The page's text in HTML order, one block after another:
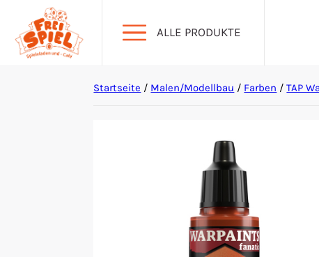
ALLE PRODUKTE
Startseite / Malen/Modellbau / Farben /TAP